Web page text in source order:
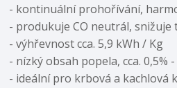
- kontinuální prohořívání,
- produkuje CO neutrál,
- výhřevnost cca. 5,9 kWh / Kg
- nízký obsah popela, cca.
- ideální pro krbová a kachlová